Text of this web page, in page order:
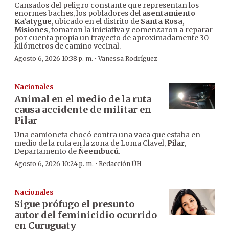
Cansados del peligro constante que representan los
enormes baches, los pobladores del asentamiento
Ka’atygue, ubicado en el distrito de Santa Rosa,
Misiones, tomaron la iniciativa y comenzaron a reparar
por cuenta propia un trayecto de aproximadamente 30
kilómetros de camino vecinal.
Agosto 6, 2026 10:38 p. m. ·Vanessa Rodríguez
Nacionales
Animal en el medio de la ruta
causa accidente de militar en
Pilar
Una camioneta chocó contra una vaca que estaba en
medio de la ruta en la zona de Loma Clavel, Pilar,
Departamento deÑeembucú.
Agosto 6, 2026 10:24 p. m. · Redacción ÚH
Nacionales
Sigue prófugo el presunto
autor del feminicidio ocurrido
en Curuguaty